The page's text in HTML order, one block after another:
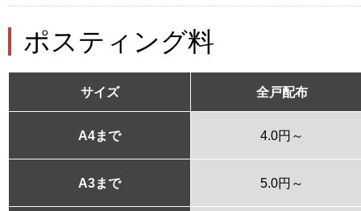
ポスティング料
サイズ 全戸配布
A4まで 4.0円～
A3まで 5.0円～